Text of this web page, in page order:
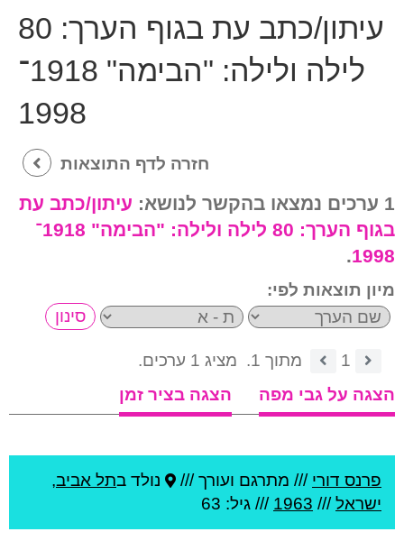
עיתון/כתב עת בגוף הערך: 80
לילה ולילה: "הבימה" 1918־
1998
חזרה לדף התוצאות
1 ערכים נמצאו בהקשר לנושא:
עיתון/כתב עת
בגוף הערך:
80 לילה ולילה: "הבימה" 1918־
1998
.
מיון תוצאות לפי:
1 מתוך 1.
מציג 1 ערכים.
הצגה על גבי מפה
הצגה בציר זמן
פרנס דורי /// מתרגם ועורך /// נולד בתל אביב,
ישראל///
1963 /// גיל: 63